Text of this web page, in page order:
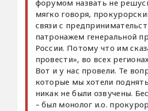
форумом назвать не
мягко говоря,
связи с
патронажем генеральной
России. Потому что им
провести», во всех
Вот и у нас провели. Те
которые мы хотели
никак не были озвучены.
– был монолог и.о.